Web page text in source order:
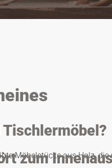
Tischlermöbel?
Möbelstücke aus Holz,
zum